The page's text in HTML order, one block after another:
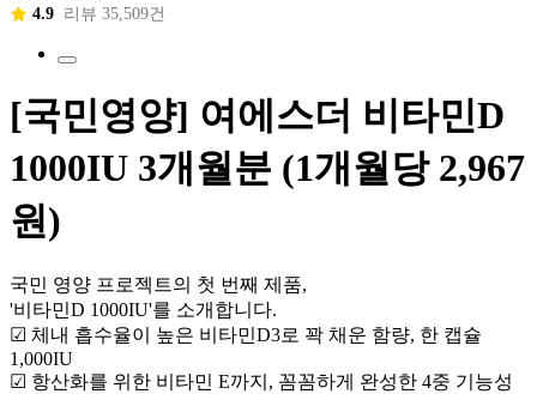
4.9 리뷰 35,509건
[국민영양] 여에스더 비타민D
1000IU 3개월분 (1개월당 2,967
원)
국민 영양 프로젝트의 첫 번째 제품,
'비타민D 1000IU'를 소개합니다.
☑ 체내 흡수율이 높은 비타민D3로 꽉 채운 함량, 한 캡슐
1,000IU
☑ 항산화를 위한 비타민 E까지, 꼼꼼하게 완성한 4중 기능성